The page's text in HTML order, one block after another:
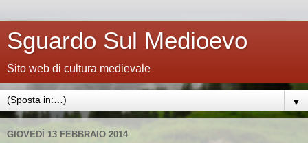
Sguardo Sul Medioevo
Sito web di cultura medievale
▼
GIOVEDÌ 13 FEBBRAIO 2014